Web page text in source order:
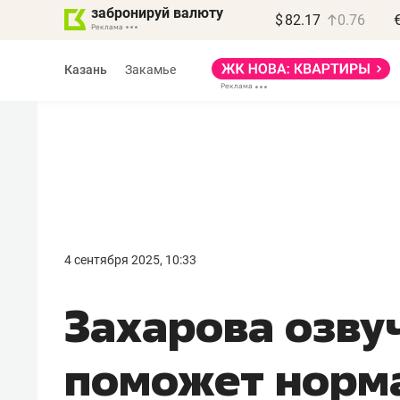
забронируй валюту $ 82.17 0.76
Казань Закамье
4 сентября 2025, 10:33
Захарова
поможет
правил, бизнес может
потерять минимум